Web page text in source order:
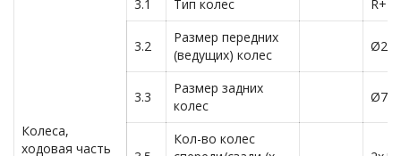
Колеса,
ходовая часть
3.1 Тип колес
3.2
Размер передних
(ведущих) колес
3.3
Размер задних
колес
Кол-во колес